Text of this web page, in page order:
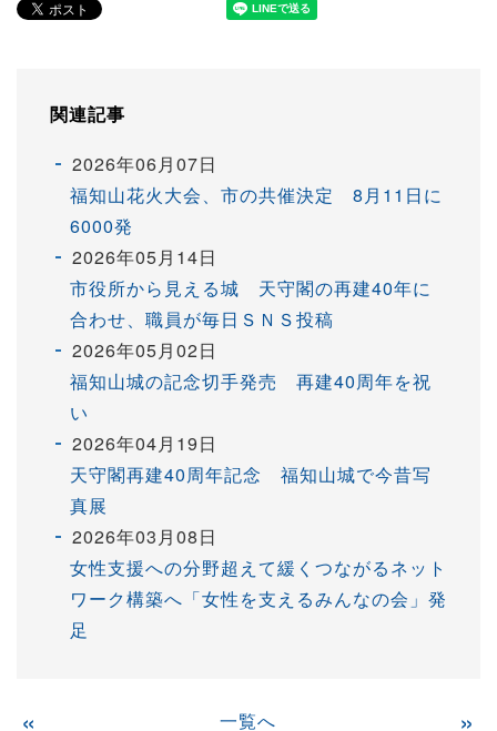
関連記事
2026年06月07日
福知山花火大会、市の共催決定 8月11日に
6000発
2026年05月14日
市役所から見える城 天守閣の再建40年に
合わせ、職員が毎日ＳＮＳ投稿
2026年05月02日
福知山城の記念切手発売 再建40周年を祝
い
2026年04月19日
天守閣再建40周年記念 福知山城で今昔写
真展
2026年03月08日
女性支援への分野超えて緩くつながるネット
ワーク構築へ「女性を支えるみんなの会」発
足
« 一覧へ